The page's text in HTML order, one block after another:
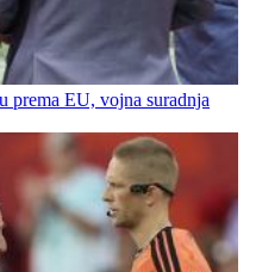
prema EU, vojna suradnja